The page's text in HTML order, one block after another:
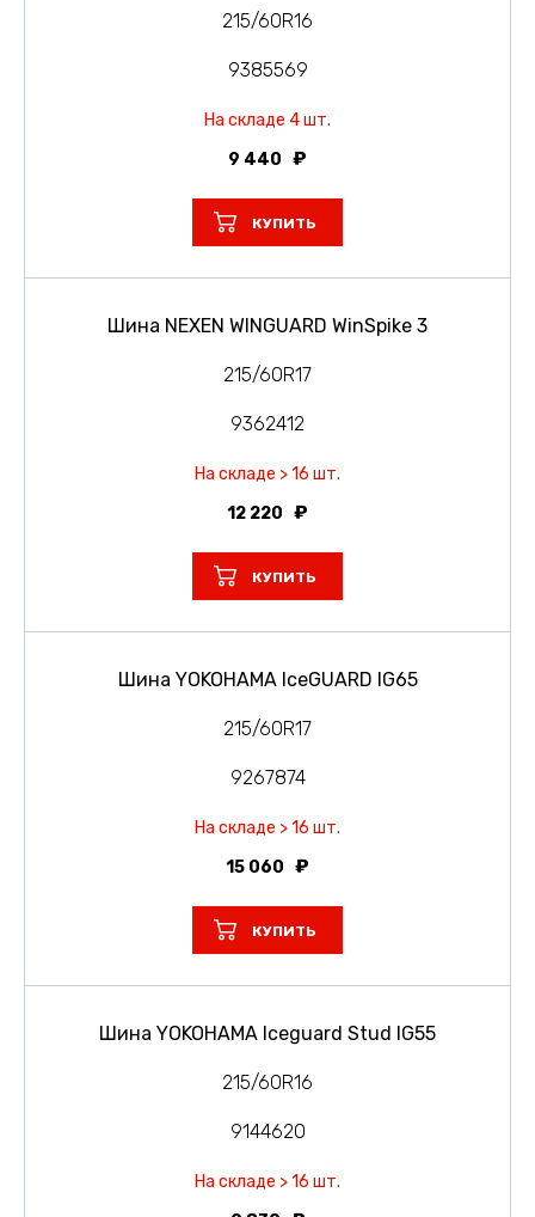
215/60R16
9385569
На складе 4 шт.
9 440
КУПИТЬ
Шина NEXEN WINGUARD WinSpike 3
215/60R17
9362412
На складе > 16 шт.
12 220
КУПИТЬ
Шина YOKOHAMA IceGUARD IG65
215/60R17
9267874
На складе > 16 шт.
15 060
КУПИТЬ
Шина YOKOHAMA Iceguard Stud IG55
215/60R16
9144620
На складе > 16 шт.